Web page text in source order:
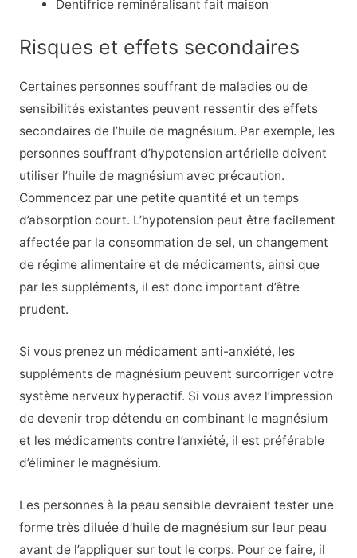
Dentifrice reminéralisant fait maison
Risques et effets secondaires
Certaines personnes souffrant de maladies ou de
sensibilités existantes peuvent ressentir des effets
secondaires de l’huile de magnésium. Par exemple, les
personnes souffrant d’hypotension artérielledoivent
utiliser l’huile de magnésium avec précaution.
Commencez par une petite quantité et un temps
d’absorption court. L’hypotension peut être facilement
affectée par la consommation de sel, un changement
de régime alimentaire et de médicaments, ainsi que
par les suppléments, il est donc important d’être
prudent.
Si vous prenez un médicament anti-anxiété, les
suppléments de magnésium peuvent surcorriger votre
système nerveux hyperactif. Si vous avez l’impression
de devenir trop détendu en combinant le magnésium
et les médicaments contre l’anxiété, il est préférable
d’éliminer le magnésium.
Les personnes à la peau sensible devraient tester une
forme très diluée d’huile de magnésium sur leur peau
avant de l’appliquer sur tout le corps. Pour ce faire, il